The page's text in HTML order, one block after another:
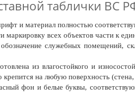
таблички ВС
и материал полностью
маркировку всех объектов части к
служебных помещений,
из влагостойкого и
на любую поверхность
фон и белые буквы,